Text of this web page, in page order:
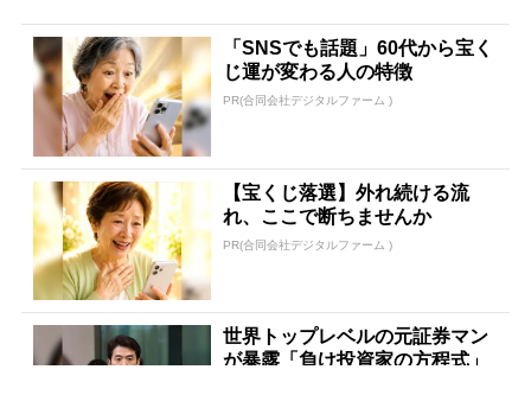
「SNSでも話題」60代から宝く
じ運が変わる人の特徴
PR(合同会社デジタルファーム )
【宝くじ落選】外れ続ける流
れ、ここで断ちませんか
PR(合同会社デジタルファーム )
世界トップレベルの元証券マン
が暴露「負け投資家の方程式」